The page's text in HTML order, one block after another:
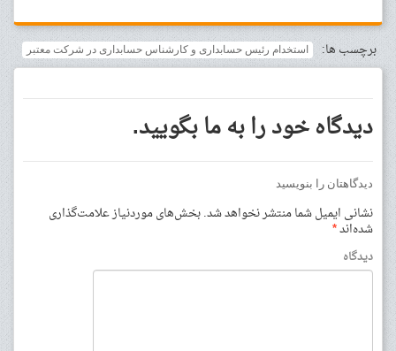
برچسب ها: استخدام رئیس حسابداری و کارشناس حسابداری در شرکت معتبر
دیدگاه خود را به ما بگویید.
دیدگاهتان را بنویسید
نشانی ایمیل شما منتشر نخواهد شد.بخش‌های موردنیاز علامت‌گذاری
شده‌اند*
دیدگاه